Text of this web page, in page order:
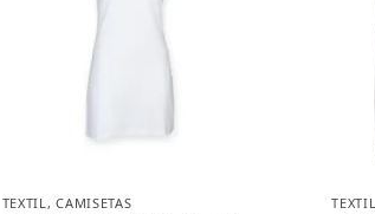
TEXTIL,CAMISETAS TEXTIL